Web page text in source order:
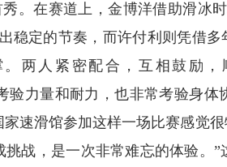
。在赛道上，金博洋借助滑冰
稳定的节奏，而许付利则凭借
两人紧密配合，互相鼓励
验力量和耐力，也非常考验身
速滑馆参加这样一场比赛感觉
挑战，是一次非常难忘的体验。